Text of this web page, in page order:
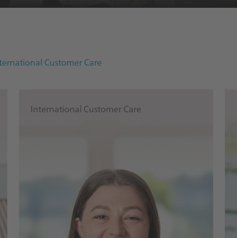
Customer Care
International Customer Care